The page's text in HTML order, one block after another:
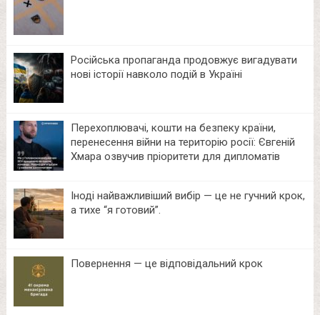
Російська пропаганда продовжує вигадувати
нові історії навколо подій в Україні
Перехоплювачі, кошти на безпеку країни,
перенесення війни на територію росії: Євгеній
Хмара озвучив пріоритети для дипломатів
Іноді найважливіший вибір — це не гучний крок,
а тихе “я готовий”.
Повернення — це відповідальний крок